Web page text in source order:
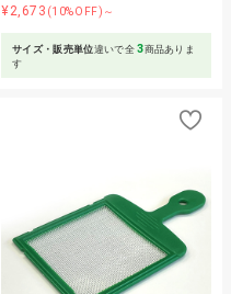
¥2,673 (10%OFF)～
サイズ・販売単位違いで全3商品ありま
す